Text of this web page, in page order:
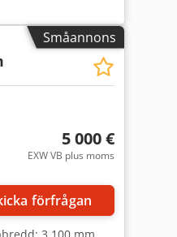
Småannons
Begär fler bilder
5 000 €
EXW VB plus moms
förfrågan
3 100 mm